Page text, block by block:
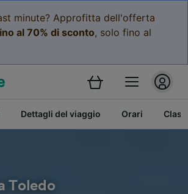
minute? Approfitta dell'offerta
al 70% di sconto, solo fino al
Dettagli del viaggio Orari
Toledo